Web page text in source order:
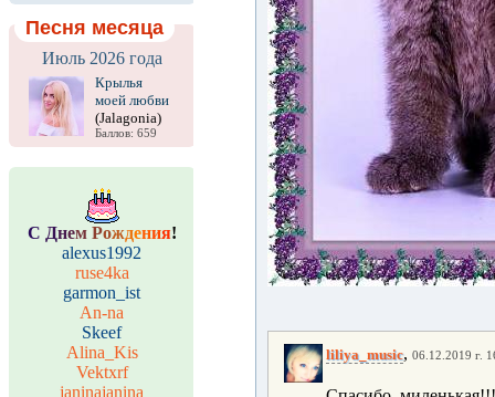
Песня месяца
Июль 2026 года
Крылья
моей любви
(Jalagonia)
Баллов: 659
С Днем Рождения!
alexus1992
ruse4ka
garmon_ist
An-na
Skeef
Alina_Kis
Vektxrf
janinajanina
liliya_music, 06.12.2019 г.